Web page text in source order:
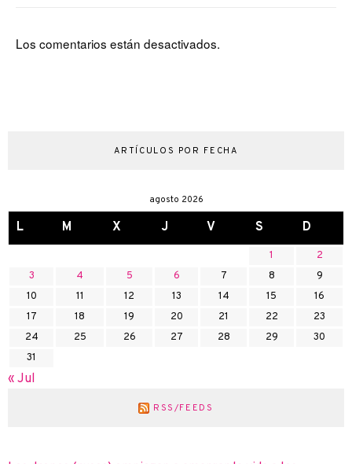
Los comentarios están desactivados.
ARTÍCULOS POR FECHA
agosto 2026
L M X J V S D
1
2
3
4 5 6 7 8
9
10
11 12 13 14 15
16
17
18 19 20 21 22
23
24
25 26 27 28 29
30
31
« Jul
RSS/FEEDS